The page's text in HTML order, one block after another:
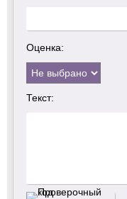
Оценка:
Текст: